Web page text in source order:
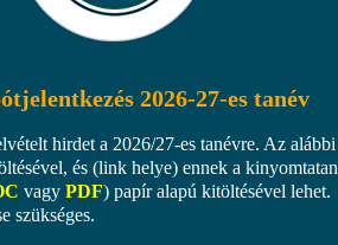
2026-27-es tanév
hirdet a 2026/27-es tanévre. Az alábbi
és (link helye) ennek a
vagy PDF) papír alapú kitöltésével lehet.
szükséges.